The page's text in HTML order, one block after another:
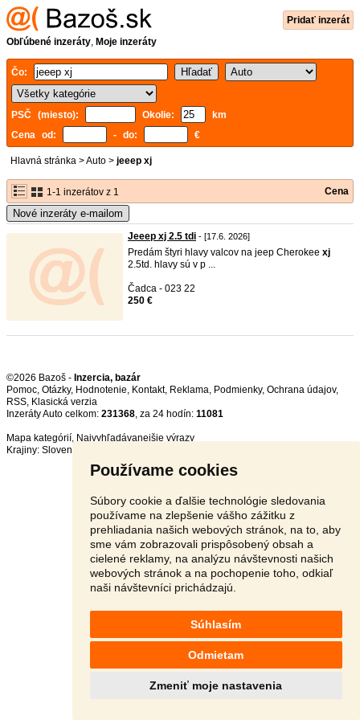
Používame cookies
Súbory cookie a ďalšie technológie sledovania
používame na zlepšenie vášho zážitku z
prehliadania našich webových stránok, na to, aby
sme vám zobrazovali prispôsobený obsah a
cielené reklamy, na analýzu návštevnosti našich
webových stránok a na pochopenie toho, odkiaľ
naši návštevníci prichádzajú.
Súhlasím
Odmietam
Zmeniť moje nastavenia
Pridať inzerát
Obľúbené inzeráty, Moje inzeráty
Čo:
PSČ (miesto): Okolie:
km
Cena od:
- do: €
Hlavná stránka >Auto > jeeep xj
1-1 inzerátov z 1 Cena
Nové inzeráty e-mailom
Jeeep xj 2.5 tdi - [17.6. 2026]
Predám štyri hlavy valcov na jeep Cherokee xj
2.5td. hlavy sú v p ...
Čadca - 023 22
250 €
©2026 Bazoš - Inzercia, bazár
Pomoc, Otázky, Hodnotenie, Kontakt, Reklama, Podmienky, Ochrana údajov,
RSS,
Inzeráty Auto celkom: 231368, za 24 hodín: 11081
Mapa kategórií, Najvyhľadávanejšie výrazy
Krajiny: Slovensko